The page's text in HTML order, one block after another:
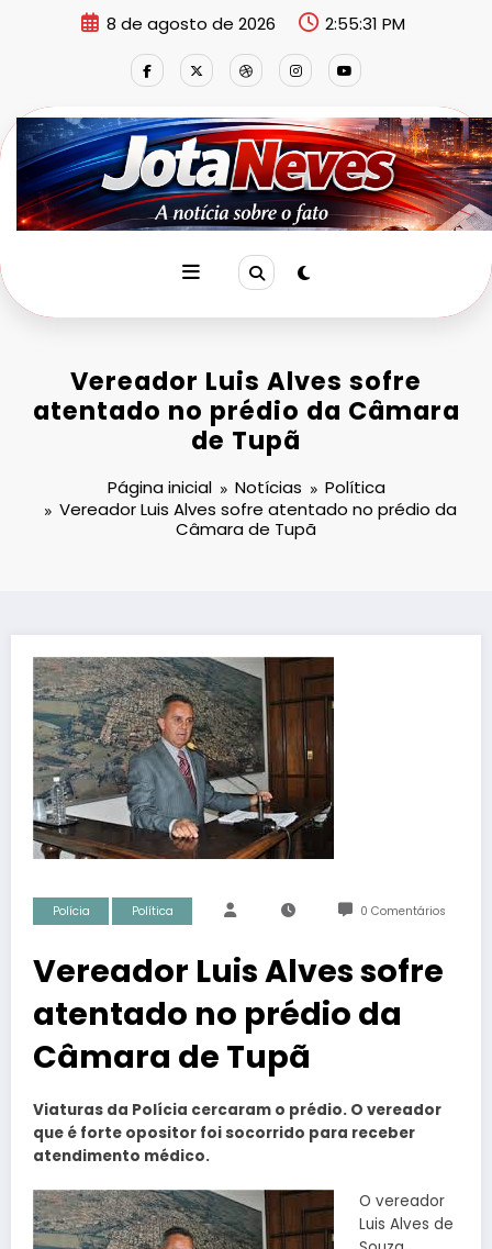
8 de agosto de 2026 2:55:31 PM
Vereador Luis Alves sofre
atentado no prédio da Câmara
de Tupã
Página inicial Notícias
Política
Vereador Luis Alves sofre atentado no prédio da
Câmara de Tupã
Polícia Política 0 Comentários
Vereador Luis Alves sofre
atentado no prédio da
Câmara de Tupã
Viaturas da Polícia cercaram o prédio. O vereador
que é forte opositor foi socorrido para receber
atendimento médico.
O vereador
Luis Alves de